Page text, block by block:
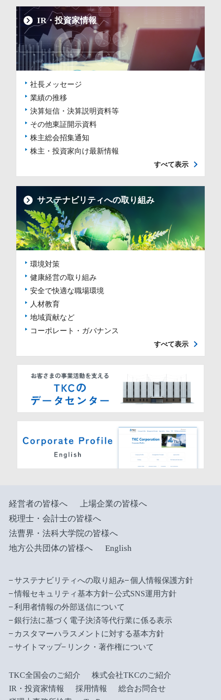
IR・投資家情報
社長メッセージ
業績の推移
決算短信・決算説明資料等
その他東証開示資料
株主総会招集通知
株主・投資家向け最新情報
すべて表示
サステナビリティへの取り組み
環境対策
健康経営の取り組み
安全で快適な職場環境
人材教育
地域貢献など
コーポレート・ガバナンス
すべて表示
経営者の皆様へ
上場企業の皆様へ
税理士・会計士の皆様へ
法曹界・法科大学院の皆様へ
地方公共団体の皆様へ
English
サステナビリティへの取り組み
個人情報保護方針
情報セキュリティ基本方針
公式SNS運用方針
利用者情報の外部送信について
銀行法に基づく電子決済等代行業に係る表示
カスタマーハラスメントに対する基本方針
サイトマップ
リンク・著作権について
TKC全国会のご紹介
株式会社TKCのご紹介
IR・投資家情報
採用情報
総合お問合せ